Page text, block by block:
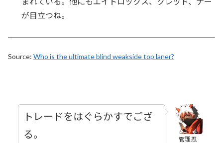
が目立つね。
Source: Who is the ultimate blind weakside top laner?
管理忍
トレードをはぐらかすでござ
る。